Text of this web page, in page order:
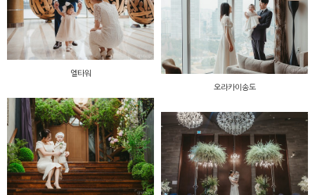
엘타워
오라카이송도